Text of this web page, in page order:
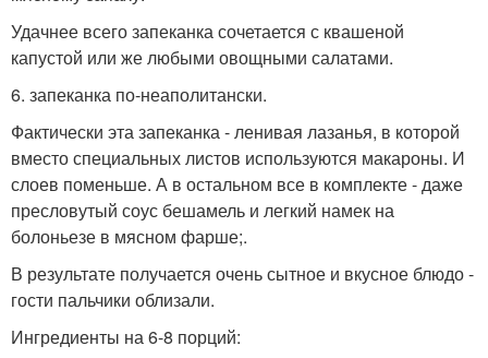
Удачнее всего запеканка сочетается с квашеной
капустой или же любыми овощными салатами.
6. запеканка по-неаполитански.
Фактически эта запеканка - ленивая лазанья, в которой
вместо специальных листов используются макароны. И
слоев поменьше. А в остальном все в комплекте - даже
пресловутый соус бешамель и легкий намек на
болоньезе в мясном фарше;.
В результате получается очень сытное и вкусное блюдо -
гости пальчики облизали.
Ингредиенты на 6-8 порций: